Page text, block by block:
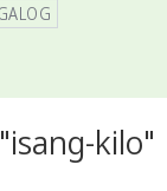
kilo"